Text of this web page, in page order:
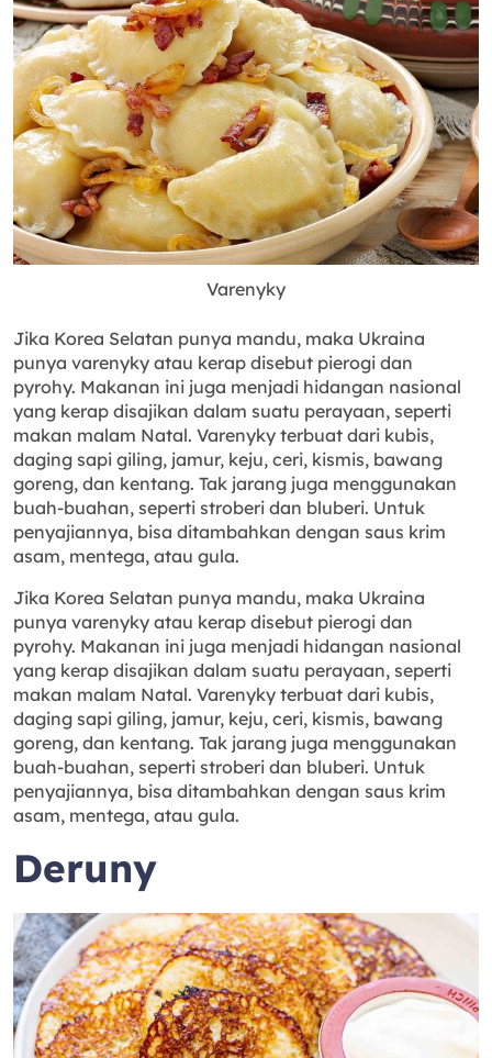
Varenyky
Jika Korea Selatan punya mandu, maka Ukraina
punya varenyky atau kerap disebut pierogi dan
pyrohy. Makanan ini juga menjadi hidangan nasional
yang kerap disajikan dalam suatu perayaan, seperti
makan malam Natal. Varenyky terbuat dari kubis,
daging sapi giling, jamur, keju, ceri, kismis, bawang
goreng, dan kentang. Tak jarang juga menggunakan
buah-buahan, seperti stroberi dan bluberi. Untuk
penyajiannya, bisa ditambahkan dengan saus krim
asam, mentega, atau gula.
Jika Korea Selatan punya mandu, maka Ukraina
punya varenyky atau kerap disebut pierogi dan
pyrohy. Makanan ini juga menjadi hidangan nasional
yang kerap disajikan dalam suatu perayaan, seperti
makan malam Natal. Varenyky terbuat dari kubis,
daging sapi giling, jamur, keju, ceri, kismis, bawang
goreng, dan kentang. Tak jarang juga menggunakan
buah-buahan, seperti stroberi dan bluberi. Untuk
penyajiannya, bisa ditambahkan dengan saus krim
asam, mentega, atau gula.
Deruny